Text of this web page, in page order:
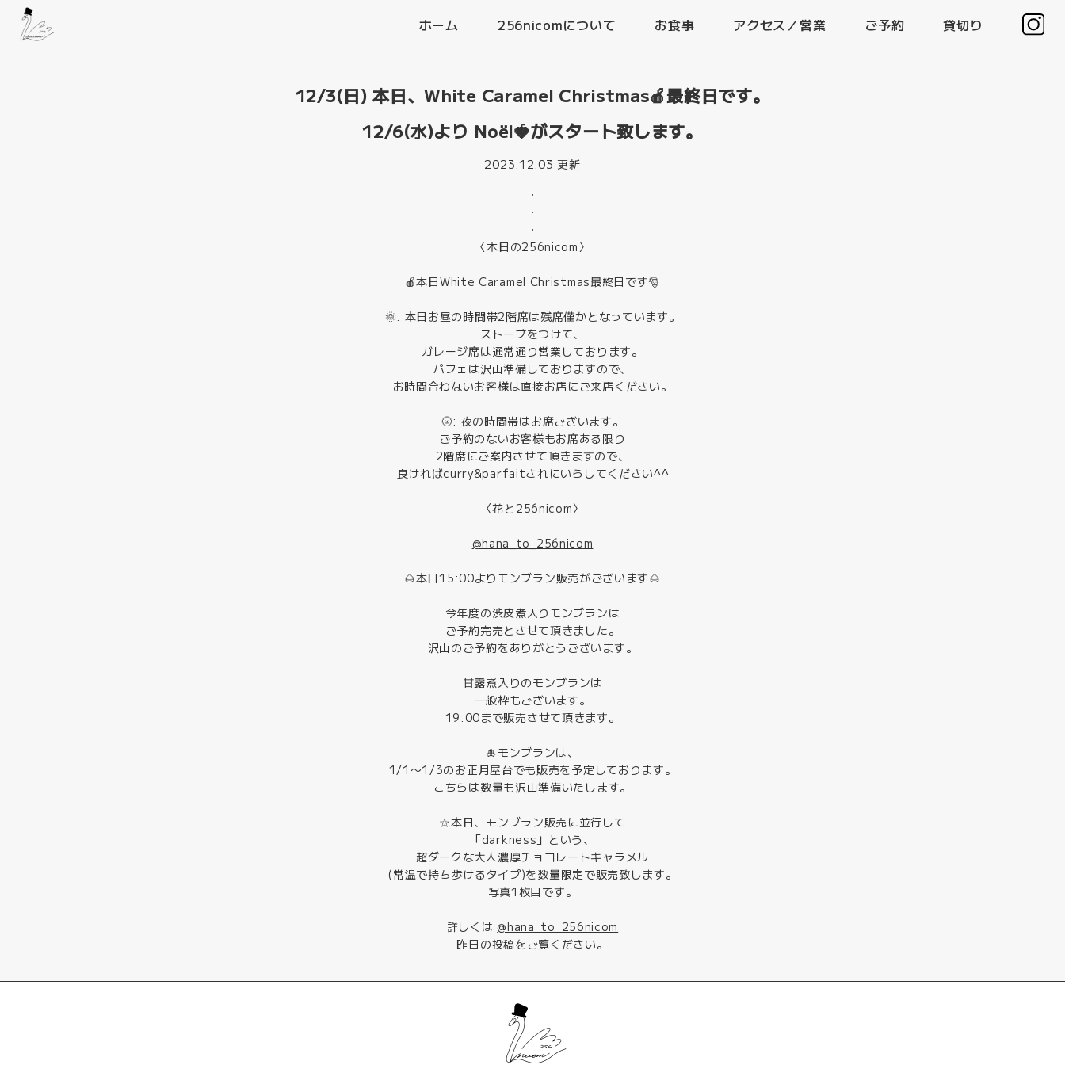
ホーム 256nicomについて お食事 アクセス／営業 ご予約 貸切り
12/3(日) 本日、White Caramel Christmas🍎最終日です。
12/6(水)より Noël🍓がスタート致します。
2023.12.03 更新
・
・
・
〈本日の256nicom〉
🍎本日White Caramel Christmas最終日です🎅
🌞: 本日お昼の時間帯2階席は残席僅かとなっています。
ストーブをつけて、
ガレージ席は通常通り営業しております。
パフェは沢山準備しておりますので、
お時間合わないお客様は直接お店にご来店ください。
🌝: 夜の時間帯はお席ございます。
ご予約のないお客様もお席ある限り
2階席にご案内させて頂きますので、
良ければcurry&parfaitされにいらしてください^^
〈花と256nicom〉
@hana_to_256nicom
🌰本日15:00よりモンブラン販売がございます🌰
今年度の渋皮煮入りモンブランは
ご予約完売とさせて頂きました。
沢山のご予約をありがとうございます。
甘露煮入りのモンブランは
一般枠もございます。
19:00まで販売させて頂きます。
🎍モンブランは、
1/1〜1/3のお正月屋台でも販売を予定しております。
こちらは数量も沢山準備いたします。
☆本日、モンブラン販売に並行して
「darkness」という、
超ダークな大人濃厚チョコレートキャラメル
(常温で持ち歩けるタイプ)を数量限定で販売致します。
写真1枚目です。
詳しくは@hana_to_256nicom
昨日の投稿をご覧ください。